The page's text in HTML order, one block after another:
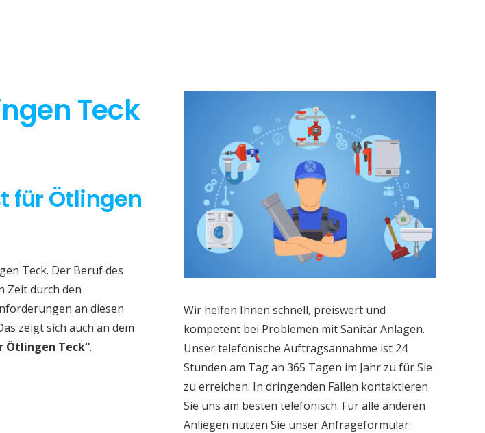
Teck
für Ötlingen
Teck. Der Beruf des
Zeit durch den
an diesen
zeigt sich auch an dem
Ötlingen Teck“.
Wir helfen Ihnen schnell, preiswert und
kompetent bei Problemen mit Sanitär Anlagen.
Unser telefonische Auftragsannahme ist 24
Stunden am Tag an 365 Tagen im Jahr zu für Sie
zu erreichen. In dringenden Fällen kontaktieren
Sie uns am besten telefonisch. Für alle anderen
Anliegen nutzen Sie unser Anfrageformular.